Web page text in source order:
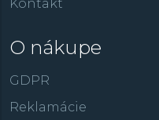
Kontakt
O nákupe
GDPR
Reklamácie